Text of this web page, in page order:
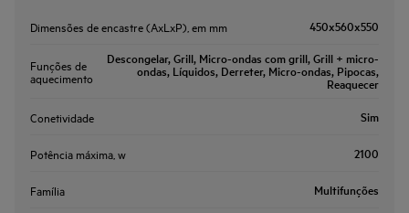
Dimensões de encastre (AxLxP), em mm 450x560x550
Funções de
aquecimento
Descongelar, Grill, Micro-ondas com grill, Grill + micro-
ondas, Líquidos, Derreter, Micro-ondas, Pipocas,
Reaquecer
Conetividade Sim
Potência máxima, w 2100
Família Multifunções